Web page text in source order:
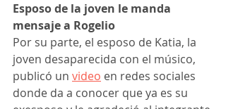
Esposo de la joven le manda
mensaje a Rogelio
Por su parte, el esposo de Katia, la
joven desaparecida con el músico,
publicó un video en redes sociales
donde da a conocer que ya es su